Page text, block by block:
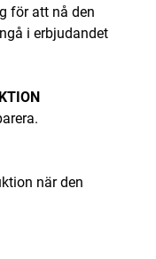
för att nå den
i erbjudandet
när den